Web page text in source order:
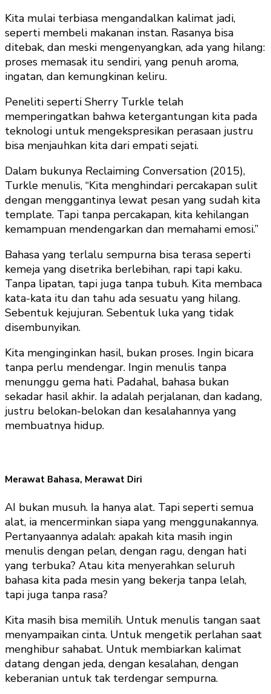
Kita mulai terbiasa mengandalkan kalimat jadi,
seperti membeli makanan instan. Rasanya bisa
ditebak, dan meski mengenyangkan, ada yang hilang:
proses memasak itu sendiri, yang penuh aroma,
ingatan, dan kemungkinan keliru.
Peneliti seperti Sherry Turkle telah
memperingatkan bahwa ketergantungan kita pada
teknologi untuk mengekspresikan perasaan justru
bisa menjauhkan kita dari empati sejati.
Dalam bukunya Reclaiming Conversation (2015),
Turkle menulis, “Kita menghindari percakapan sulit
dengan menggantinya lewat pesan yang sudah kita
template. Tapi tanpa percakapan, kita kehilangan
kemampuan mendengarkan dan memahami emosi.”
Bahasa yang terlalu sempurna bisa terasa seperti
kemeja yang disetrika berlebihan, rapi tapi kaku.
Tanpa lipatan, tapi juga tanpa tubuh. Kita membaca
kata-kata itu dan tahu ada sesuatu yang hilang.
Sebentuk kejujuran. Sebentuk luka yang tidak
disembunyikan.
Kita menginginkan hasil, bukan proses. Ingin bicara
tanpa perlu mendengar. Ingin menulis tanpa
menunggu gema hati. Padahal, bahasa bukan
sekadar hasil akhir. Ia adalah perjalanan, dan kadang,
justru belokan-belokan dan kesalahannya yang
membuatnya hidup.
Merawat Bahasa, Merawat Diri
AI bukan musuh. Ia hanya alat. Tapi seperti semua
alat, ia mencerminkan siapa yang menggunakannya.
Pertanyaannya adalah: apakah kita masih ingin
menulis dengan pelan, dengan ragu, dengan hati
yang terbuka? Atau kita menyerahkan seluruh
bahasa kita pada mesin yang bekerja tanpa lelah,
tapi juga tanpa rasa?
Kita masih bisa memilih. Untuk menulis tangan saat
menyampaikan cinta. Untuk mengetik perlahan saat
menghibur sahabat. Untuk membiarkan kalimat
datang dengan jeda, dengan kesalahan, dengan
keberanian untuk tak terdengar sempurna.